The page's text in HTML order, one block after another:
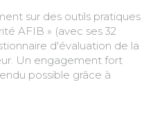
sur des outils pratiques
AFIB » (avec ses 32
d'évaluation de la
Un engagement fort
possible grâce à